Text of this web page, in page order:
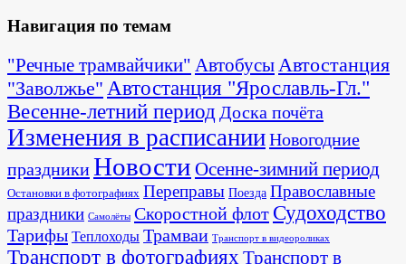
Навигация по темам
"Речные трамвайчики" АвтобусыАвтостанция
"Заволжье" Автостанция "Ярославль-Гл."
Весенне-летний период Доска почёта
Изменения в расписанииНовогодние
праздникиНовости Осенне-зимний период
Остановки в фотографиях Переправы Поезда Православные
праздники Самолёты Скоростной флот Судоходство
Тарифы Теплоходы Трамваи Транспорт в видеороликах
Транспорт в фотографияхТранспорт в